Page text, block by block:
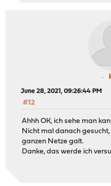
June 28, 2021, 09:26:44 PM
#12
Ahhh OK, ich sehe man
Nicht mal danach gesucht,
ganzen Netze galt.
Danke, das werde ich